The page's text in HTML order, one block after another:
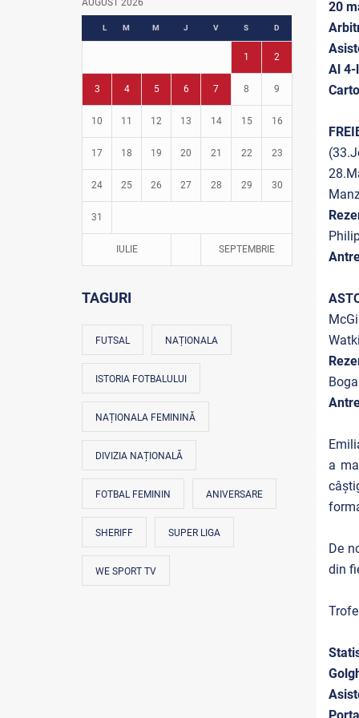
Fotbal în grădinițe
AUGUST 2026
L M M J V S D
1 2
3 4 5 6 7 8 9
10 11 12 13 14 15 16
17 18 19 20 21 22 23
24 25 26 27 28 29 30
31
IULIE SEPTEMBRIE
TAGURI
FUTSAL NAȚIONALA
ISTORIA FOTBALULUI
NAȚIONALA FEMININĂ
DIVIZIA NAȚIONALĂ
FOTBAL FEMININ ANIVERSARE
SHERIFF SUPER LIGA
WE SPORT TV
20
Al 4-
a
De
din